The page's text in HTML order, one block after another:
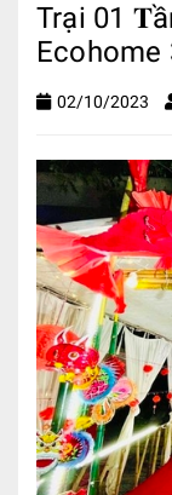
Trại 01
Ecohome
02/10/2023